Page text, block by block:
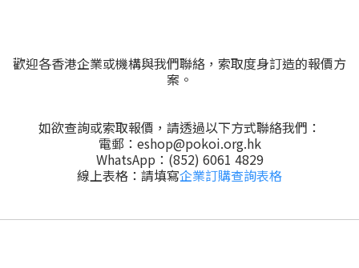
歡迎各香港企業或機構與我們聯絡，索取度身訂造的報價方
案。
如欲查詢或索取報價，請透過以下方式聯絡我們：
電郵： eshop@pokoi.org.hk
WhatsApp：(852) 6061 4829
線上表格：請填寫企業訂購查詢表格